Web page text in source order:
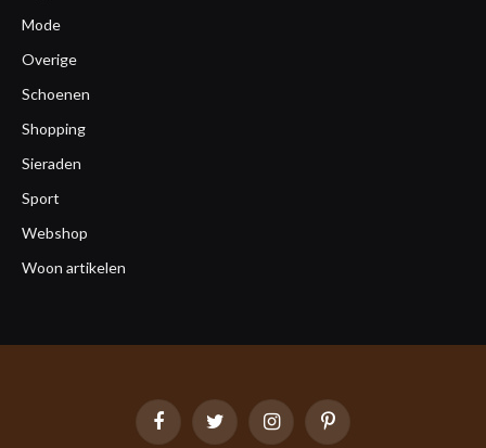
Mode
Overige
Schoenen
Shopping
Sieraden
Sport
Webshop
Woon artikelen
FacebookTwitter InstagramPinterest